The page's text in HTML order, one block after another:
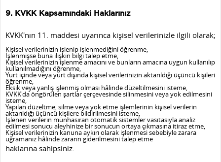
9. KVKK Kapsamındaki Haklarınız
KVKK'nın 11. maddesi uyarınca kişisel verilerinizle ilgili olarak;
Kişisel verilerinizin işlenip işlenmediğini öğrenme,
İşlenmişse buna ilişkin bilgi talep etme,
Kişisel verilerinizin işlenme amacını ve bunların amacına uygun kullanılıp
kullanılmadığını öğrenme,
Yurt içinde veya yurt dışında kişisel verilerinizin aktarıldığı üçüncü kişileri
öğrenme,
Eksik veya yanlış işlenmiş olması hâlinde düzeltilmesini isteme,
KVKK'da öngörülen şartlar çerçevesinde silinmesini veya yok edilmesini
isteme,
Yapılan düzeltme, silme veya yok etme işlemlerinin kişisel verilerin
aktarıldığı üçüncü kişilere bildirilmesini isteme,
İşlenen verilerin münhasıran otomatik sistemler vasıtasıyla analiz
edilmesi sonucu aleyhinize bir sonucun ortaya çıkmasına itiraz etme,
Kişisel verilerinizin kanuna aykırı olarak işlenmesi sebebiyle zarara
uğramanız hâlinde zararın giderilmesini talep etme
haklarına sahipsiniz.